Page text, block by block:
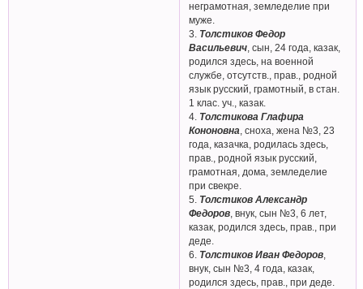
неграмотная, земледелие при
муже.
3. Толстиков Федор
Васильевич , сын, 24 года, казак,
родился здесь, на военной
службе, отсутств., прав., родной
язык русский, грамотный, в стан.
1 клас. уч., казак.
4. Толстикова Глафира
Кононовна , сноха, жена №3, 23
года, казачка, родилась здесь,
прав., родной язык русский,
грамотная, дома, земледелие
при свекре.
5. Толстиков Александр
Федоров , внук, сын №3, 6 лет,
казак, родился здесь, прав., при
деде.
6. Толстиков Иван Федоров
внук, сын №3, 4 года, казак,
родился здесь, прав., при деде.